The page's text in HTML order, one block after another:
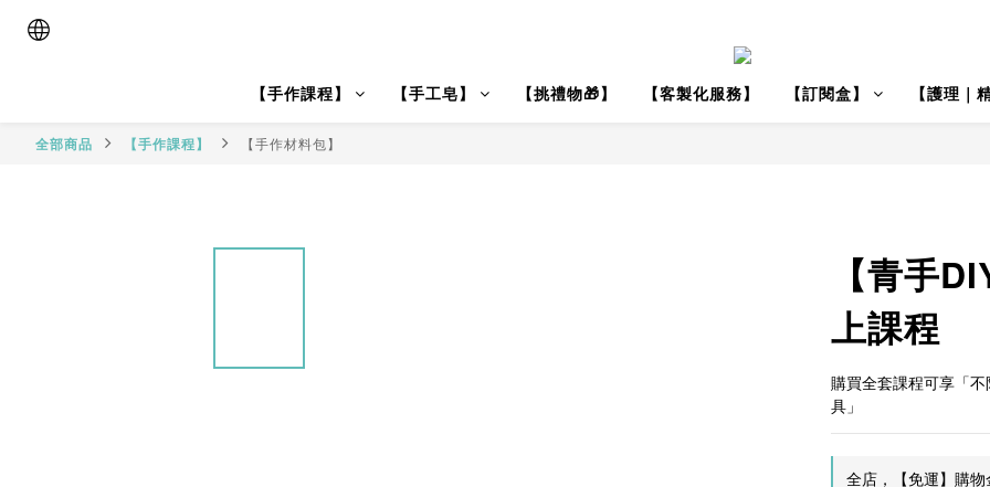
【手作課程】 【手工皂】 【挑禮物🎁】 【客製化服務】 【訂閱盒】 【護理｜
全部商品 【手作課程】 【手作材料包】
【青手
上課程
購買全套課程可享「
具」
全店，【免運】購